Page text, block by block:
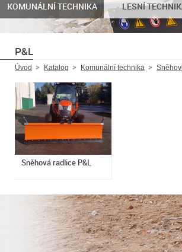
KOMUNÁLNÍ TECHNIKA LESNÍ
P&L
Úvod Katalog Komunální technika
Sněhová radlice P&L